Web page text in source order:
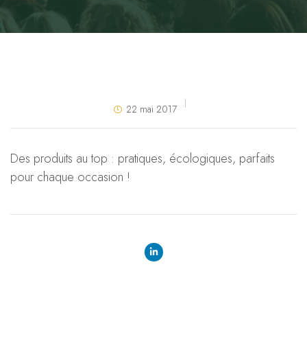
22 mai 2017
Des produits au top : pratiques, écologiques, parfaits
pour chaque occasion !